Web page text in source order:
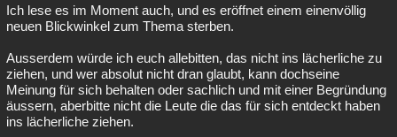
Ich lese es im Moment auch, und es eröffnet einem einenvöllig
neuen Blickwinkel zum Thema sterben.
Ausserdem würde ich euch allebitten, das nicht ins lächerliche zu
ziehen, und wer absolut nicht dran glaubt, kann dochseine
Meinung für sich behalten oder sachlich und mit einer Begründung
äussern, aberbitte nicht die Leute die das für sich entdeckt haben
ins lächerliche ziehen.